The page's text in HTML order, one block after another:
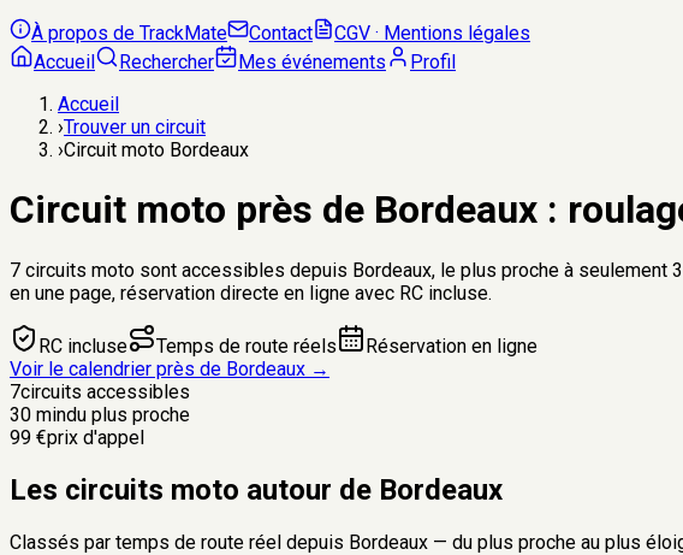
À propos de TrackMate
Contact
CGV · Mentions légales
Accueil
Rechercher Mes événements
Profil
Accueil
›Trouver un circuit
›Circuit moto Bordeaux
Circuit moto près de Bordeaux :
7 circuits moto sont accessibles depuis Bordeaux, le plus proche à seulement
en une page, réservation directe en ligne avec RC incluse.
RC incluse Temps de route réels
Réservation en ligne
Voir le calendrier près de Bordeaux →
7circuits accessibles
30 mindu plus proche
99 €prix d'appel
Les circuits moto autour de Bordeaux
Classés par temps de route réel depuis Bordeaux — du plus proche au plus